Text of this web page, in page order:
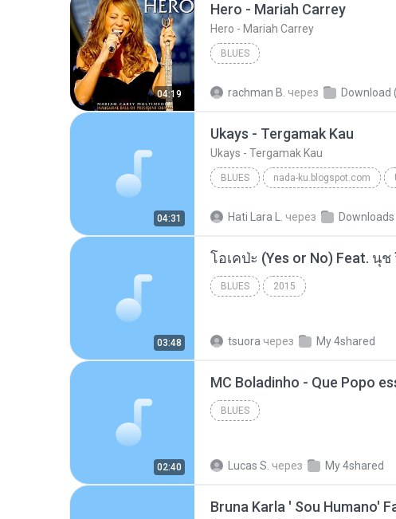
04:19
Hero - Mariah Carrey
Hero - Mariah Carrey
BLUES
rachman B. через Download
04:31
Ukays - Tergamak Kau
Ukays - Tergamak Kau
BLUES nada-ku.blogspot.com
Hati Lara L. через Downloads
03:48
BLUES 2015
tsuora через My 4shared
02:40
BLUES
Lucas S. через My 4shared
Bruna Karla ' Sou Humano'